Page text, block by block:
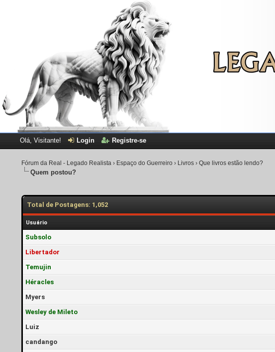
Olá, Visitante! Login Registre-se
Fórum da Real - Legado Realista › Espaço do Guerreiro › Livros ›Que livros estão lendo?
Quem postou?
Total de Postagens: 1,052
Usuário
Subsolo
Libertador
Temujin
Héracles
Myers
Wesley de Mileto
Luiz
candango